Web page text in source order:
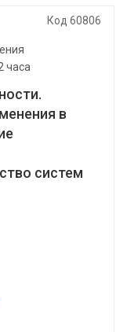
Код 60806
часа
в
систем